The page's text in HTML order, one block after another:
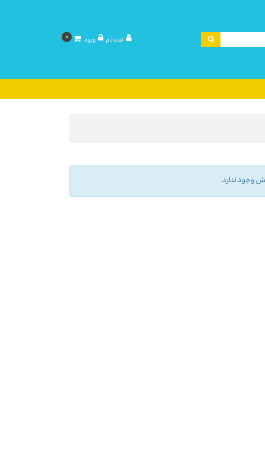
0 ورود ثبت نام
وجود ندارد.